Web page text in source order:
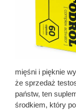
mięśni i pięknie
że sprzedaż
państw, ten
środkiem, który